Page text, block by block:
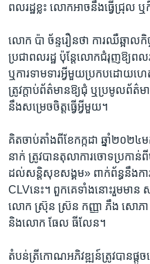
ពលរដ្ឋ​ខ្លះ ​លោក​អាច​នឹង​ធ្វើ​ជ្រុល​ ឬ​
លោក​ ប៉ា ច័ន្ទរឿន​ថា​ ការ​ឈឺ​ឆ្អាល​កិច្
ប្រជា​ពលរដ្ឋ ប៉ុន្តែ​លោក​ជំរុញ​ឱ្យ​ពល​រ
ឬ​ការ​ទាមទារ​អ្វី​មួយ​ប្រកប​ដោយ​
ត្រូវ​ក្តាប់​ព័ត៌មាន​ឱ្យ​ជុំ ​ឬ​ប្រមូល​ព័ត៌ម
នឹង​សម្រេច​ចិត្ត​ធ្វើ​អ្វី​មួយ។​
គិត​ចាប់​តាំងពី​ខែ​កក្កដា​ ឆ្នាំ​២០
នាក់ ​ត្រូវ​បាន​តុលាការ​ចោទ​ប្រកាន់​ពី​
ដល់​សន្តិសុខ​សង្គម» ​ពាក់ព័ន្ធ​នឹង​កា
CLV​នេះ។​ ពួកគេ​ទាំង​នោះ​រួម​មាន​
លោក​ ស៊្រុន ស្រ៊ន ​កញ្ញា ​ភឹង សោភា
និង​លោក ​ធែល ធីលែន។​
តំបន់​ត្រីកោណ​អភិវឌ្ឍន៍​ត្រូវ​បាន​ផ្តួច